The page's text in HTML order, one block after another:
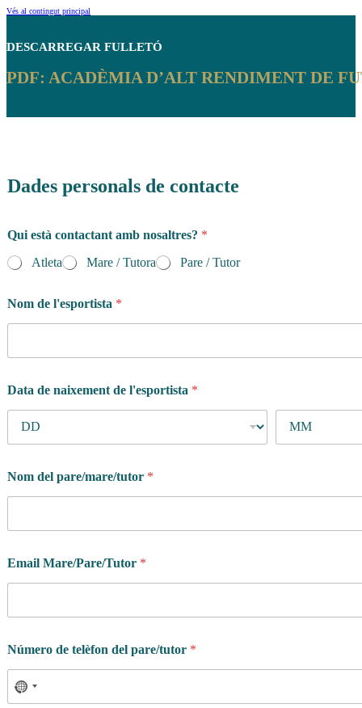
Vés al contingut principal
DESCARREGAR FULLETÓ
PDF: ACADÈMIA D’ALT RENDIMENT DE
Dades personals de contacte
Qui està contactant amb nosaltres? *
Atleta
Mare / Tutora Pare / Tutor
Nom de l'esportista *
Data de naixement de l'esportista *
Nom del pare/mare/tutor *
Email Mare/Pare/Tutor *
e
T
Número de telèfon del pare/tutor *